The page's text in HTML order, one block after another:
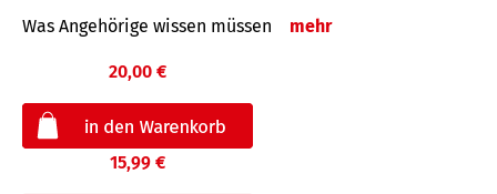
Was Angehörige wissen müssen mehr
20,00 €
15,99 €